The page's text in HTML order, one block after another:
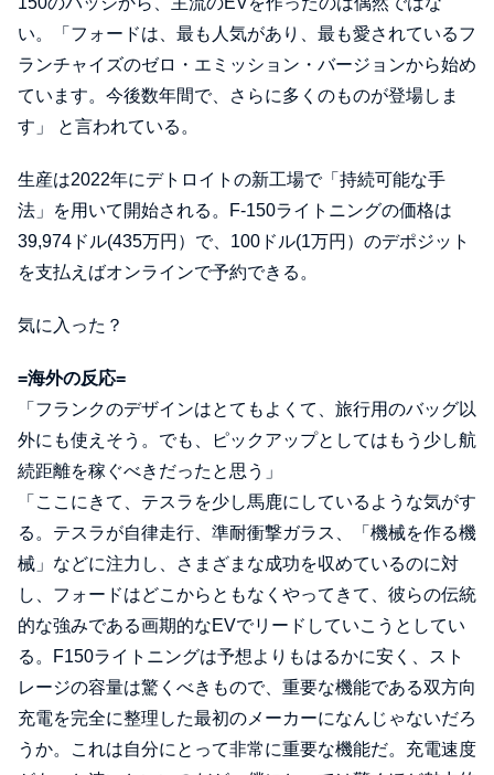
い。「フォードは、最も人気があり、最も愛されているフ
ランチャイズのゼロ・エミッション・バージョンから始め
ています。今後数年間で、さらに多くのものが登場しま
す」 と言われている。
生産は2022年にデトロイトの新工場で「持続可能な手
法」を用いて開始される。F-150ライトニングの価格は
39,974ドル(435万円）で、100ドル(1万円）のデポジット
を支払えばオンラインで予約できる。
気に入った？
=海外の反応=
「フランクのデザインはとてもよくて、旅行用のバッグ以
外にも使えそう。でも、ピックアップとしてはもう少し航
続距離を稼ぐべきだったと思う」
「ここにきて、テスラを少し馬鹿にしているような気がす
る。テスラが自律走行、準耐衝撃ガラス、「機械を作る機
械」などに注力し、さまざまな成功を収めているのに対
し、フォードはどこからともなくやってきて、彼らの伝統
的な強みである画期的なEVでリードしていこうとしてい
る。F150ライトニングは予想よりもはるかに安く、スト
レージの容量は驚くべきもので、重要な機能である双方向
充電を完全に整理した最初のメーカーになんじゃないだろ
うか。これは自分にとって非常に重要な機能だ。充電速度